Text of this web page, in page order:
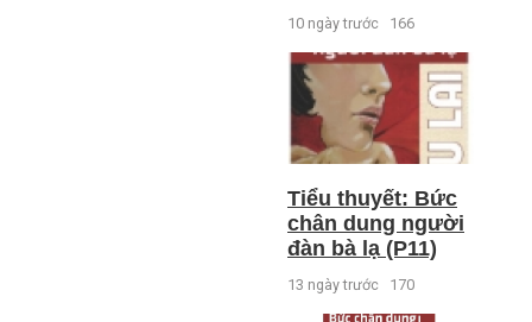
10 ngày trước 166
Tiểu thuyết: Bức
chân dung người
đàn bà lạ (P11)
13 ngày trước 170